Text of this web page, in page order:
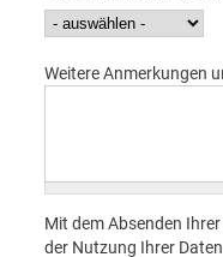
Weitere Anmerkungen
Mit dem Absenden
der Nutzung Ihrer